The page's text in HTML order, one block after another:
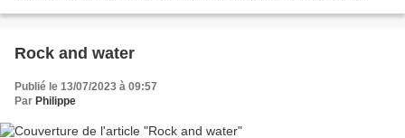
Rock and water
Publié le 13/07/2023 à 09:57
Par Philippe